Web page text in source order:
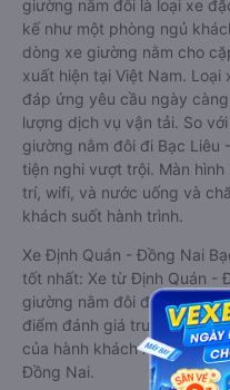
giường nằm đôi là loại xe
kế như một phòng ngủ
dòng xe giường nằm cho
xuất hiện tại Việt Nam. Loại
đáp ứng yêu cầu ngày
lượng dịch vụ vận tải. So
giường nằm đôi đi Bạc Liêu
tiện nghi vượt trội. Màn
trí, wifi, và nước uống và
khách suốt hành trình.
Xe Định Quán - Đồng Nai
tốt nhất: Xe từ Định Quán -
giường nằm đôi được đánh
điểm đánh giá trung bình
của hành khách Xe về Bạc
Đồng Nai.